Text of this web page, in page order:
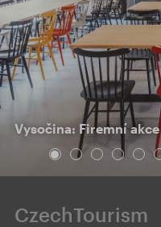
Vysočina: Firemní
CzechTourism